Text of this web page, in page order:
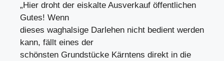
„Hier droht der eiskalte Ausverkauf öffentlichen
Gutes! Wenn
dieses waghalsige Darlehen nicht bedient werden
kann, fällt eines der
schönsten Grundstücke Kärntens direkt in die